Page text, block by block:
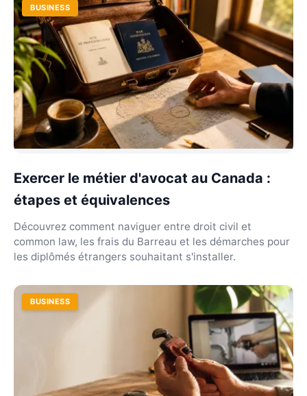
BUSINESS
Exercer le métier d'avocat au Canada :
étapes et équivalences
Découvrez comment naviguer entre droit civil et
common law, les frais du Barreau et les démarches pour
les diplômés étrangers souhaitant s'installer.
BUSINESS